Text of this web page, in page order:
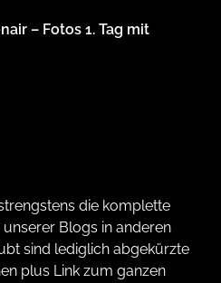
– Fotos 1. Tag mit
die komplette
Blogs in anderen
sind lediglich abgekürzte
plus Link zum ganzen